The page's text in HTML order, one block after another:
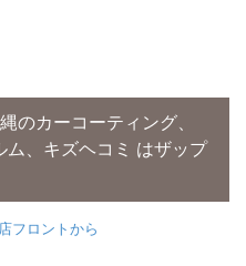
カーコーティング、
ム、キズヘコミ はザップ
フロントから